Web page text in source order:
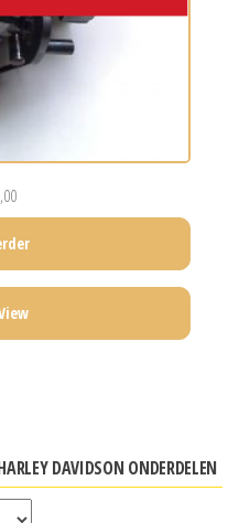
DAVIDSON ONDERDELEN